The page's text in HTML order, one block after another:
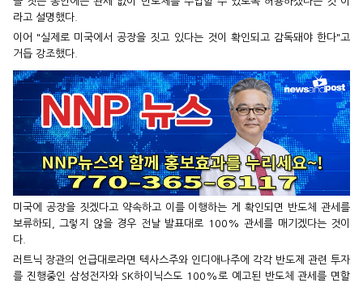
라고 설명했다.
이어 "실제로 미국에서 공장을 짓고 있다는 것이 확인되고 감독돼야 한다"고
거듭 강조했다.
미국에 공장을 짓겠다고 약속하고 이를 이행하는 게 확인되면 반도체 관세를
보류하되, 그렇지 않을 경우 전날 발표대로 100% 관세를 매기겠다는 것이
다.
러트닉 장관의 언급대로라면 텍사스주와 인디애나주에 각각 반도제 관련 투자
를 진행중인 삼성전자와 SK하이닉스도 100%로 예고된 반도체 관세를 면할